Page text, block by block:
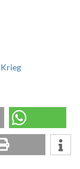
Krieg